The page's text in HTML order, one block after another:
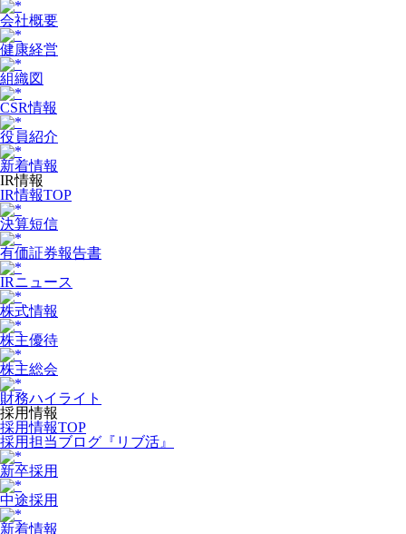
会社概要
健康経営
組織図
CSR情報
役員紹介
新着情報
IR情報
IR情報TOP
決算短信
有価証券報告書
IRニュース
株式情報
株主優待
株主総会
財務ハイライト
採用情報
採用情報TOP
採用担当ブログ『リブ活』
新卒採用
中途採用
新着情報